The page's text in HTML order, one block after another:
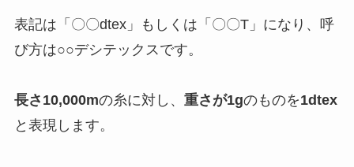
表記は「〇〇dtex」もしくは「〇〇T」になり、呼
び方は○○デシテックスです。
長さ10,000mの糸に対し、 重さが1gのものを1dtex
と表現します。